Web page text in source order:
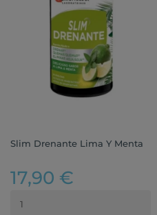
Slim Drenante Lima Y Menta
17,90 €